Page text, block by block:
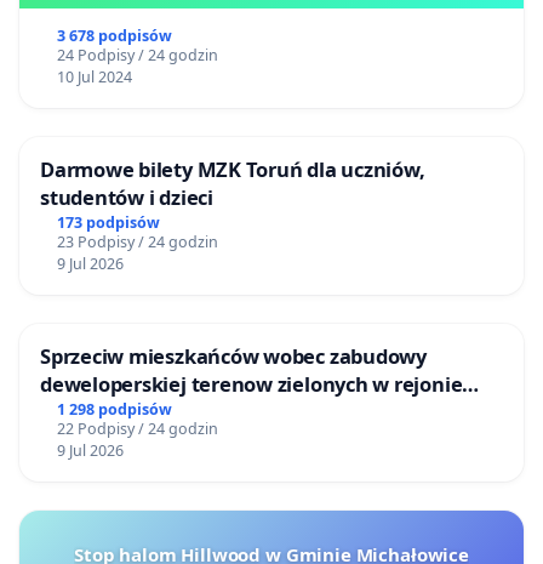
3 678 podpisów
24 Podpisy / 24 godzin
10 Jul 2024
Darmowe bilety MZK Toruń dla uczniów,
studentów i dzieci
173 podpisów
23 Podpisy / 24 godzin
9 Jul 2026
Sprzeciw mieszkańców wobec zabudowy
deweloperskiej terenow zielonych w rejonie
Bulwarów Straceńskich w Bielsku-Białej
1 298 podpisów
22 Podpisy / 24 godzin
9 Jul 2026
Stop halom Hillwood w Gminie Michałowice